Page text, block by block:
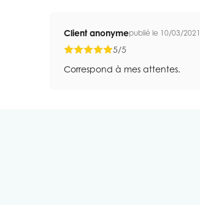
Client anonymepublié le 10/03/2021
5/5
Correspond à mes attentes.